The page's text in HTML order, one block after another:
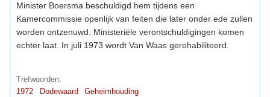
Minister Boersma beschuldigd hem tijdens een
Kamercommissie openlijk van feiten die later onder ede zullen
worden ontzenuwd. Ministeriële verontschuldigingen komen
echter laat. In juli 1973 wordt Van Waas gerehabiliteerd.
Trefwoorden:
1972
Dodewaard
Geheimhouding